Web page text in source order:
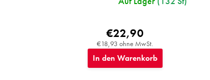
€18,93 ohne MwSt.
€22,90
In den Warenkorb